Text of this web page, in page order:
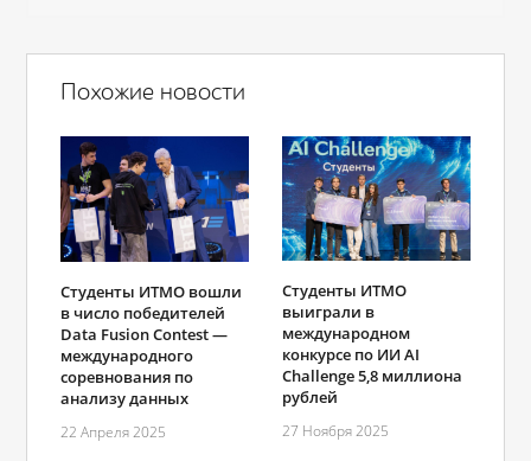
Похожие новости
Студенты ИТМО вошли
в число победителей
Data Fusion Contest ―
международного
соревнования по
анализу данных
22 Апреля 2025
Студенты ИТМО
выиграли в
международном
конкурсе по ИИ AI
Challenge 5,8 миллиона
рублей
27 Ноября 2025